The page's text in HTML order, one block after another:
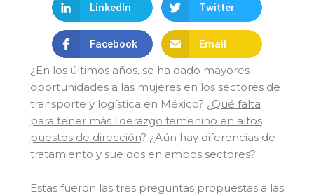
LinkedIn Twitter
Facebook Email
¿En los últimos años, se ha dado mayores
oportunidades a las mujeres en los sectores de
transporte y logística en México? ¿Qué falta
para tener más liderazgo femenino en altos
puestos de dirección? ¿Aún hay diferencias de
tratamiento y sueldos en ambos sectores?
Estas fueron las tres preguntas propuestas a las